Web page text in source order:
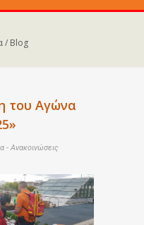
/ Blog
του Αγώνα
- Ανακοινώσεις